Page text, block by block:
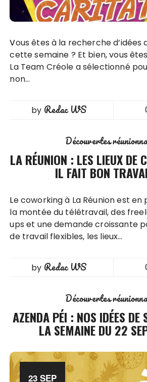
Vous êtes à la recherche d’idées de sorties pour
cette semaine ? Et bien, vous
La Team Créole a sélectionné
non…
by Redac WS
Découvertes
LA RÉUNION : LES LIEUX DE
IL FAIT BON
Le coworking à La Réunion est en plein essor. Avec
la montée du télétravail, des
ups et une demande croissante
de travail flexibles, les lieux…
by Redac WS
Découvertes
AZENDA PÉI : NOS IDÉES DE
LA SEMAINE DU 22
23 SEP